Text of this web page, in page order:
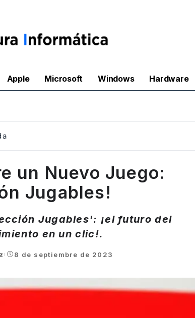
Apple Microsoft Windows Hardware
un Nuevo Juego:
Jugables!
Jugables': ¡el futuro del
en un clic!.
8 de septiembre de 2023